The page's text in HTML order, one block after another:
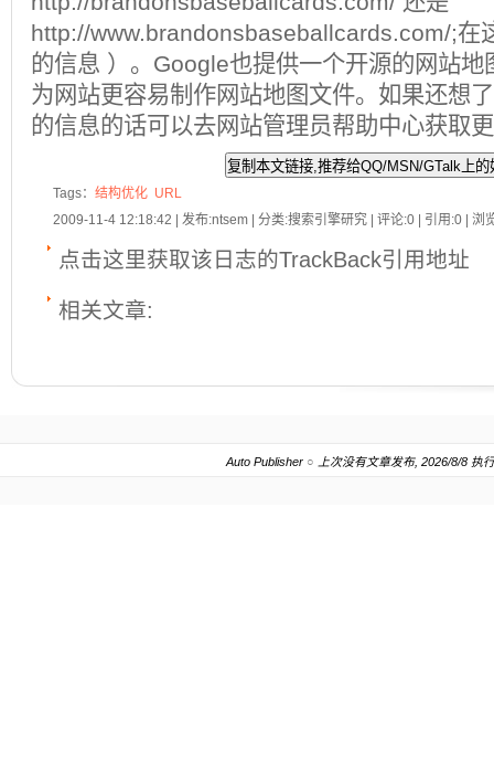
http://www.brandonsbaseballcards.com/;在
的信息 ）。Google也提供一个开源的网站地
为网站更容易制作网站地图文件。如果还想
的信息的话可以去网站管理员帮助中心获取
Tags： 结构优化 URL
2009-11-4 12:18:42 | 发布:ntsem | 分类:搜索引擎研究 | 评论:0 | 引用:0 | 浏
点击这里获取该日志的TrackBack引用地址
相关文章:
Auto Publisher ○ 上次没有文章发布, 2026/8/8 执